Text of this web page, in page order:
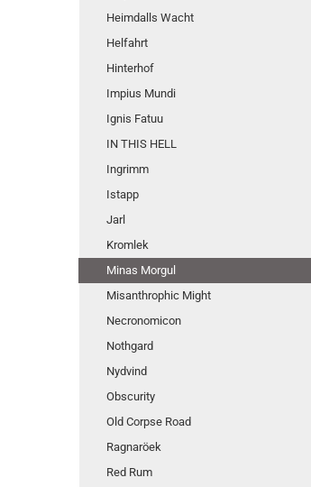
Heimdalls Wacht
Helfahrt
Hinterhof
Impius Mundi
Ignis Fatuu
IN THIS HELL
Ingrimm
Istapp
Jarl
Kromlek
Minas Morgul
Misanthrophic Might
Necronomicon
Nothgard
Nydvind
Obscurity
Old Corpse Road
Ragnaröek
Red Rum